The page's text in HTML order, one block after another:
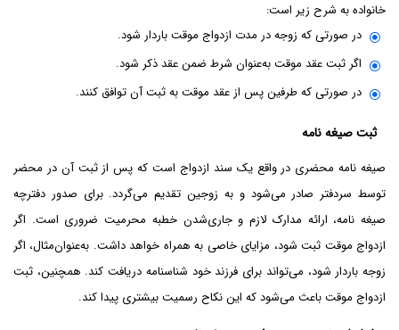
خانواده به شرح زیر است:
در صورتی که زوجه در مدت ازدواج موقت باردار شود.
اگر ثبت عقد موقت به‌عنوان شرط ضمن عقد ذکر شود.
در صورتی که طرفین پس از عقد موقت به ثبت آن توافق کنند.
ثبت صیغه نامه
صیغه نامه محضری در واقع یک سند ازدواج است که پس از ثبت آن در محضر
توسط سردفتر صادر می‌شود و به زوجین تقدیم می‌گردد. برای صدور دفترچه
صیغه نامه، ارائه مدارک لازم و جاری‌شدن خطبه محرمیت ضروری است. اگر
ازدواج موقت ثبت شود، مزایای خاصی به همراه خواهد داشت. به‌عنوان‌مثال، اگر
زوجه باردار شود، می‌تواند برای فرزند خود شناسنامه دریافت کند. همچنین، ثبت
ازدواج موقت باعث می‌شود که این نکاح رسمیت بیشتری پیدا کند.